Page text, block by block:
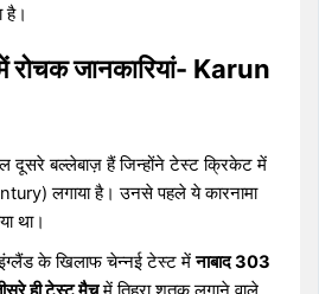
है।
रोचक जानकारियां- Karun
दूसरे बल्लेबाज़ हैं जिन्होंने टेस्ट क्रिकेट में
लगाया है। उनसे पहले ये कारनामा
था।
के खिलाफ चेन्नई टेस्ट मेंनाबाद 303